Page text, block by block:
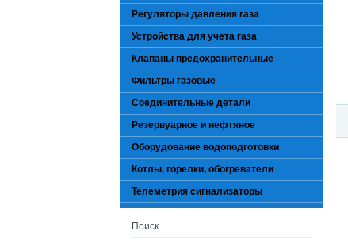
Регуляторы давления газа
Устройства для учета газа
Клапаны предохранительные
Фильтры газовые
Соединительные детали
Резервуарное и нефтяное
Оборудование водоподготовки
Котлы, горелки, обогреватели
Телеметрия сигнализаторы
Поиск